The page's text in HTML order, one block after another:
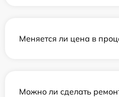
Меняется ли цена в
Можно ли сделать